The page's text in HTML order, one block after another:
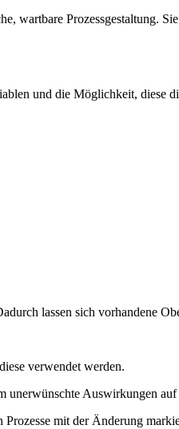
wartbare Prozessgestaltung.
und die Möglichkeit, diese
lassen sich vorhandene
verwendet werden.
Auswirkungen auf
mit der Änderung